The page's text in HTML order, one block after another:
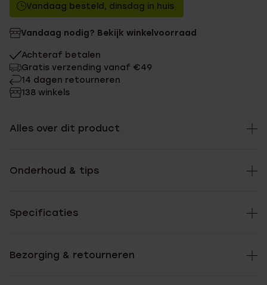
Vandaag besteld, dinsdag in huis
Vandaag nodig? Bekijk winkelvoorraad
Achteraf betalen
Gratis verzending vanaf €49
14 dagen retourneren
138 winkels
Alles over dit product
Onderhoud & tips
Specificaties
Bezorging & retourneren